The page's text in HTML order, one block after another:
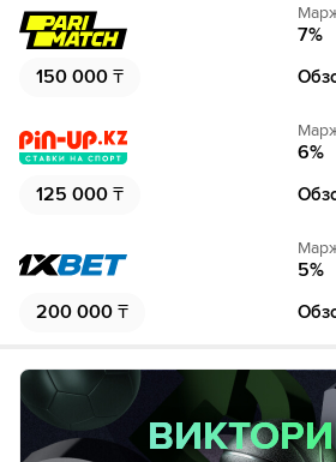
150 000 ₸
7%
125 000 ₸
6%
200 000 ₸
5%